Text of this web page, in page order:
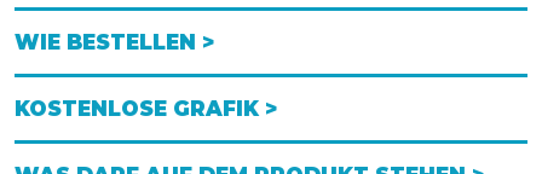
WIE BESTELLEN >
KOSTENLOSE GRAFIK >